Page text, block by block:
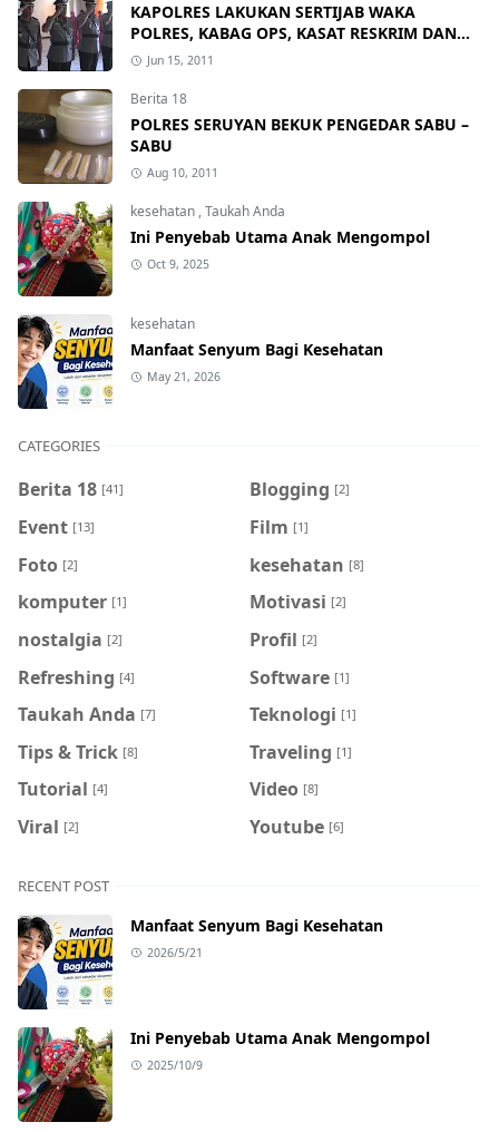
KAPOLRES LAKUKAN SERTIJAB WAKA
POLRES, KABAG OPS, KASAT RESKRIM DAN
KAPOLSEK
Jun 15, 2011
Berita 18
POLRES SERUYAN BEKUK PENGEDAR SABU –
SABU
Aug 10, 2011
kesehatan ,Taukah Anda
Ini Penyebab Utama Anak Mengompol
Oct 9, 2025
kesehatan
Manfaat Senyum Bagi Kesehatan
May 21, 2026
CATEGORIES
Berita 18 [41] Blogging [2]
Event [13] Film [1]
Foto [2] kesehatan [8]
komputer [1] Motivasi [2]
nostalgia [2] Profil [2]
Refreshing [4] Software [1]
Taukah Anda [7] Teknologi [1]
Tips & Trick [8] Traveling [1]
Tutorial [4] Video [8]
Viral [2] Youtube [6]
RECENT POST
Manfaat Senyum Bagi Kesehatan
2026/5/21
Ini Penyebab Utama Anak Mengompol
2025/10/9